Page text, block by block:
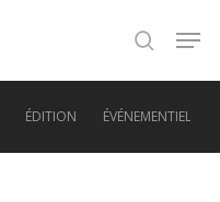
search
ÉDITION ÉVÉNEMENTIEL